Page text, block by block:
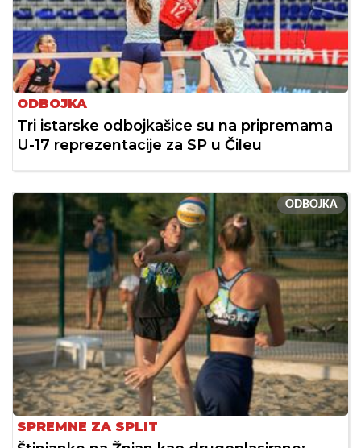
ODBOJKA
Tri istarske odbojkašice su na pripremama
U-17 reprezentacije za SP u Čileu
ODBOJKA
SPREMNE ZA SPLIT